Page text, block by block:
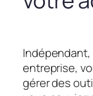
entreprise,
gérer des